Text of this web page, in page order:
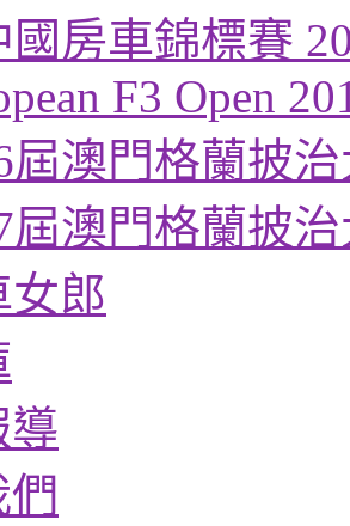
國房車錦標賽
F3 Open
屆澳門格蘭披
屆澳門格蘭披
女郎
導